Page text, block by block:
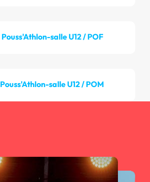
Pouss'Athlon-salle U12 / POF
Pouss'Athlon-salle U12 / POM